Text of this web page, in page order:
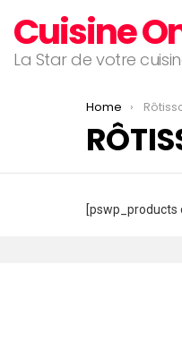
Cuisine
La Star de votre
You are here:
Home
[pswp_products